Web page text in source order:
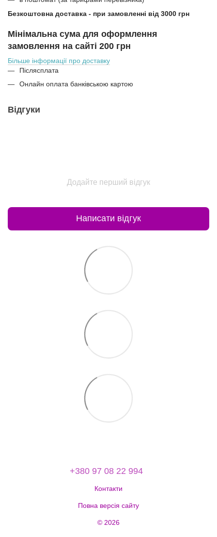
Безкоштовна доставка - при замовленні від 3000 грн
Мінімальна сума для оформлення
замовлення на сайті 200 грн
Більше інформації про доставку
Післясплата
Онлайн оплата банківською картою
Відгуки
Додайте перший відгук
Написати відгук
+380 97 08 22 994
Контакти
Повна версія сайту
© 2026